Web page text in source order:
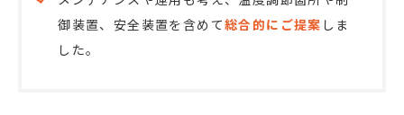
御装置、安全装置を含めて総合的にご提案 しま
した。